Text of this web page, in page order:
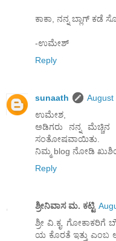
ಕಾಕಾ, ನನ್ನ ಬ್ಲಾಗ್ ಕಡೆ
-ಉಮೇಶ್
Reply
sunaath
August
ಉಮೇಶ,
ಅಡಿಗರು ನನ್ನ ಮೆಚ್ಚಿನ
ಸಂತೋಷವಾಯಿತು.
ನಿಮ್ಮ blog ನೋಡಿ
Reply
ಶ್ರೀನಿವಾಸ ಮ. ಕಟ್ಟಿ
ಶ್ರೀ ವಿ.ಕೃ. ಗೋಕಾಕರಿಗೆ
ಯ ಕೊರತೆ ಇತ್ತು ಎಂಬ